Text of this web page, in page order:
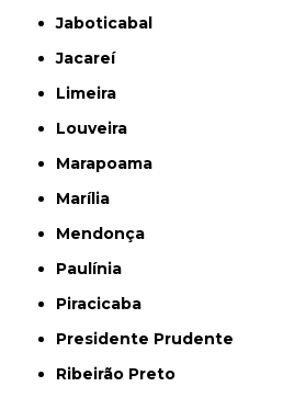
Jaboticabal
Jacareí
Limeira
Louveira
Marapoama
Marília
Mendonça
Paulínia
Piracicaba
Presidente Prudente
Ribeirão Preto